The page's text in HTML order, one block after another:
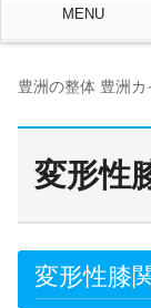
MENU
豊洲の整体 豊洲
変形性
変形性膝